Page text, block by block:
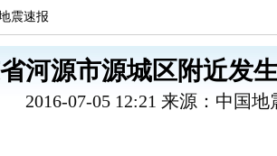
震速报
河源市源城区附近发
2016-07-05 12:21 来源：中国